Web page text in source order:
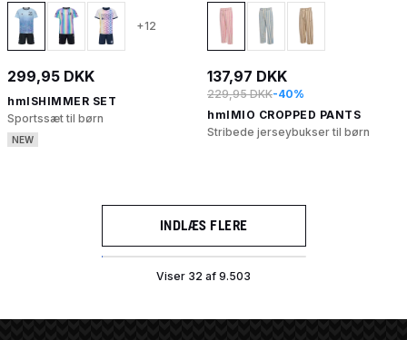
+12
299,95 DKK
hmlSHIMMER SET
Sportssæt til børn
NEW
137,97 DKK
229,95 DKK-40%
hmlMIO CROPPED PANTS
Stribede jerseybukser til børn
INDLÆS FLERE
Viser 32 af 9.503